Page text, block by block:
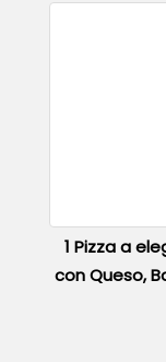
1 Pizza a
con Queso,